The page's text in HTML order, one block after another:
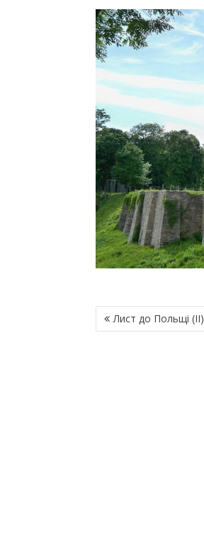
Н
А
Лист до Польщі (ІІ)